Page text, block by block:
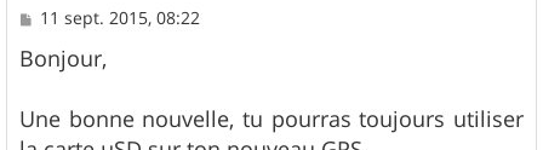
M
s
s
g
e
11 sept. 2015, 08:22
Bonjour,
Une bonne nouvelle, tu pourras toujours utiliser